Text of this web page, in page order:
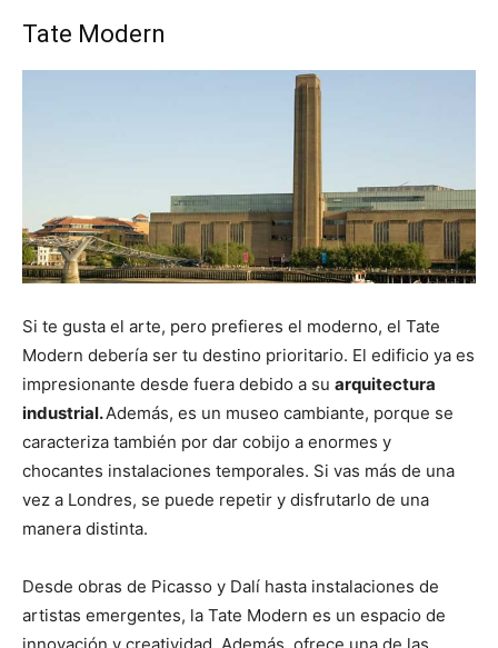
Tate Modern
Si te gusta el arte, pero prefieres el moderno, el Tate
Modern debería ser tu destino prioritario. El edificio ya es
impresionante desde fuera debido a su arquitectura
industrial.Además, es un museo cambiante, porque se
caracteriza también por dar cobijo a enormes y
chocantes instalaciones temporales. Si vas más de una
vez a Londres, se puede repetir y disfrutarlo de una
manera distinta.
Desde obras de Picasso y Dalí hasta instalaciones de
artistas emergentes, la Tate Modern es un espacio de